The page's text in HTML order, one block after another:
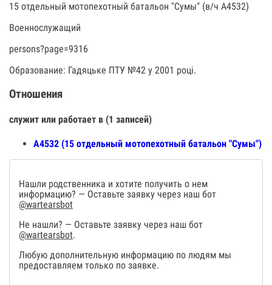
15 отдельный мотопехотный батальон "Сумы" (в/ч А4532)
Военнослужащий
persons?page=9316
Образование: Гадяцьке ПТУ №42 у 2001 році.
Отношения
служит или работает в (1 записей)
А4532 (15 отдельный мотопехотный батальон "Сумы")
Нашли родственника и хотите получить о нем
информацию? — Оставьте заявку через наш бот
@wartearsbot
Не нашли? — Оставьте заявку через наш бот
@wartearsbot.
Любую дополнительную информацию по людям мы
предоставляем только по заявке.